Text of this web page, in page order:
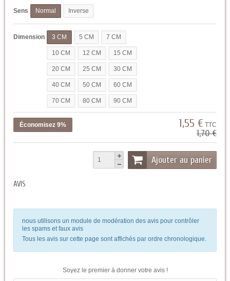
Sens Normal Inverse
Dimension 3 CM 5 CM 7 CM
10 CM 12 CM 15 CM
20 CM 25 CM 30 CM
40 CM 50 CM 60 CM
70 CM 80 CM 90 CM
Économisez 9% 1,55 € TTC
1,70 €
Ajouter au panier
AVIS
nous utilisons un module de modération des avis pour contrôler
les spams et faux avis
Tous les avis sur cette page sont affichés par ordre chronologique.
Soyez le premier à donner votre avis !